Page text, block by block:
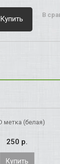
Купить В
метка (белая)
250 p.
Купить